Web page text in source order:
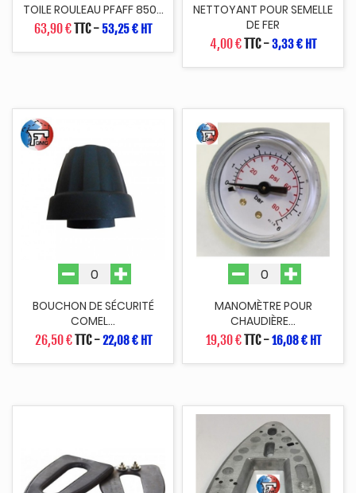
TOILE ROULEAU PFAFF 850...
63,90 €TTC- 53,25 € HT
NETTOYANT POUR SEMELLE
DE FER
4,00 €TTC-3,33 € HT
BOUCHON DE SÉCURITÉ
COMEL...
26,50 €TTC-22,08 € HT
MANOMÈTRE POUR
CHAUDIÈRE...
19,30 €TTC-16,08 € HT